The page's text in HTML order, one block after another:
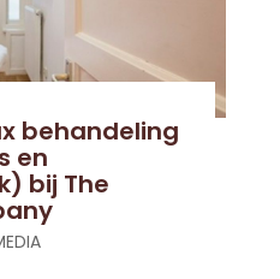
behandeling
en
bij The